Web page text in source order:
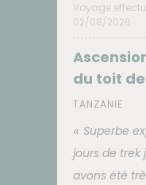
Voyage
02/08/2026
du toit
TANZANIE
Superbe
jours de trek
avons été